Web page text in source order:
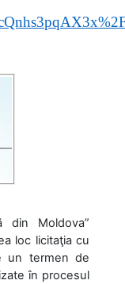
din Moldova”
loc licitaţia cu
un termen de
în procesul